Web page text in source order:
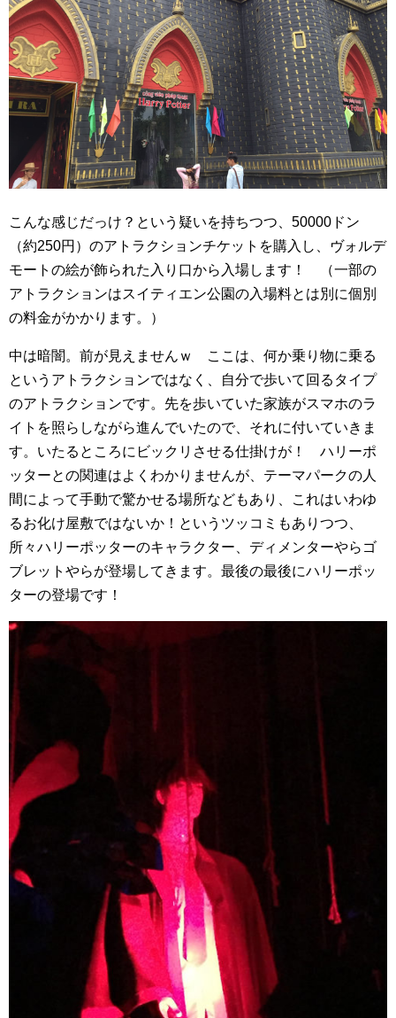
こんな感じだっけ？という疑いを持ちつつ、50000ドン
（約250円）のアトラクションチケットを購入し、ヴォルデ
モートの絵が飾られた入り口から入場します！ （一部の
アトラクションはスイティエン公園の入場料とは別に個別
の料金がかかります。）
中は暗闇。前が見えませんｗ ここは、何か乗り物に乗る
というアトラクションではなく、自分で歩いて回るタイプ
のアトラクションです。先を歩いていた家族がスマホのラ
イトを照らしながら進んでいたので、それに付いていきま
す。いたるところにビックリさせる仕掛けが！ ハリーポ
ッターとの関連はよくわかりませんが、テーマパークの人
間によって手動で驚かせる場所などもあり、これはいわゆ
るお化け屋敷ではないか！というツッコミもありつつ、
所々ハリーポッターのキャラクター、ディメンターやらゴ
ブレットやらが登場してきます。最後の最後にハリーポッ
ターの登場です！